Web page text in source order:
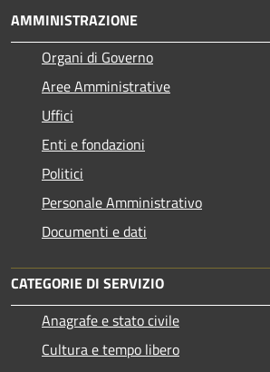
AMMINISTRAZIONE
Organi di Governo
Aree Amministrative
Uffici
Enti e fondazioni
Politici
Personale Amministrativo
Documenti e dati
CATEGORIE DI SERVIZIO
Anagrafe e stato civile
Cultura e tempo libero